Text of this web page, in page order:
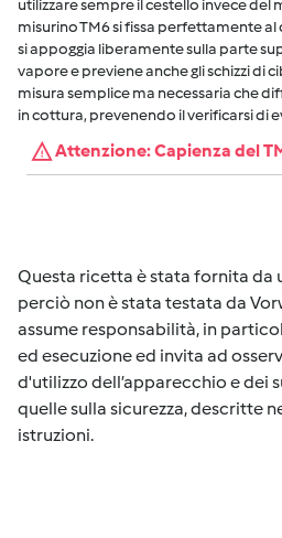
utilizzare sempre il cestello invece del
misurino TM6 si fissa perfettamente
si appoggia liberamente sulla parte
vapore e previene anche gli schizzi di
misura semplice ma necessaria che
in cottura, prevenendo il verificarsi di
Attenzione: Capienza del
Questa ricetta è stata fornita da
perciò non è stata testata da
assume responsabilità, in
ed esecuzione ed invita ad
d'utilizzo dell’apparecchio e dei
quelle sulla sicurezza, descritte
istruzioni.